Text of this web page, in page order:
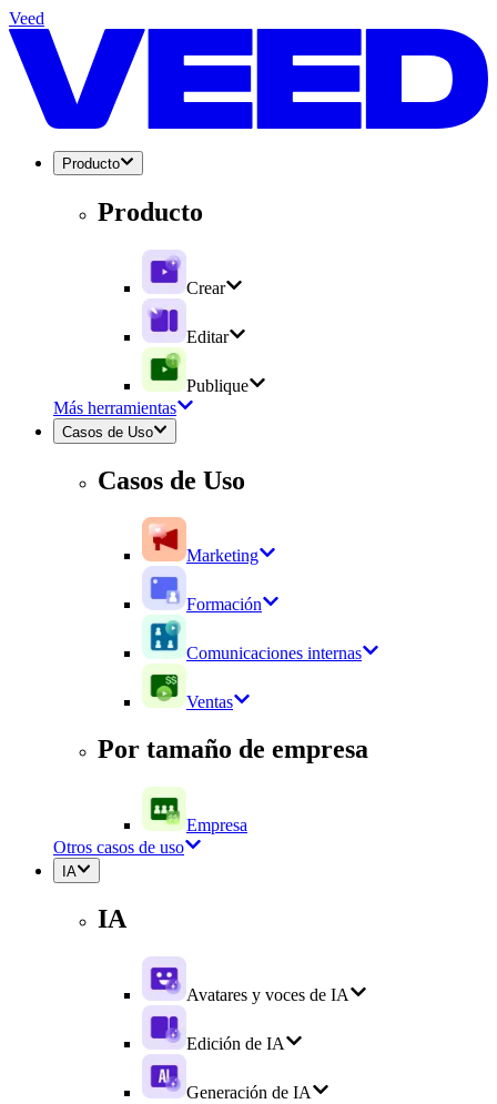
Veed
Producto
Producto
Crear
Editar
Publique
Más herramientas
Casos de Uso
Casos de Uso
Marketing
Formación
Comunicaciones internas
Ventas
Por tamaño de empresa
Empresa
Otros casos de uso
IA
IA
Avatares y voces de IA
Edición de IA
Generación de IA